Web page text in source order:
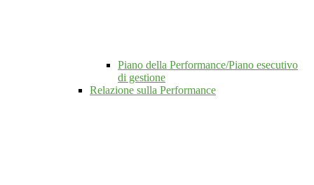
Piano della Performance/Piano esecutivo
di gestione
Relazione sulla Performance